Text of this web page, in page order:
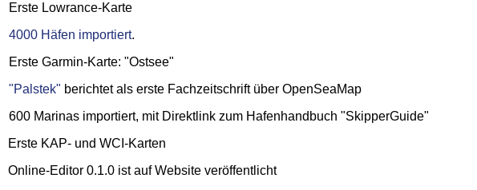
Erste Lowrance-Karte
4000 Häfen importiert.
Erste Garmin-Karte: "Ostsee"
"Palstek" berichtet als erste Fachzeitschrift über OpenSeaMap
600 Marinas importiert, mit Direktlink zum Hafenhandbuch "SkipperGuide"
Erste KAP- und WCI-Karten
Online-Editor 0.1.0 ist auf Website veröffentlicht